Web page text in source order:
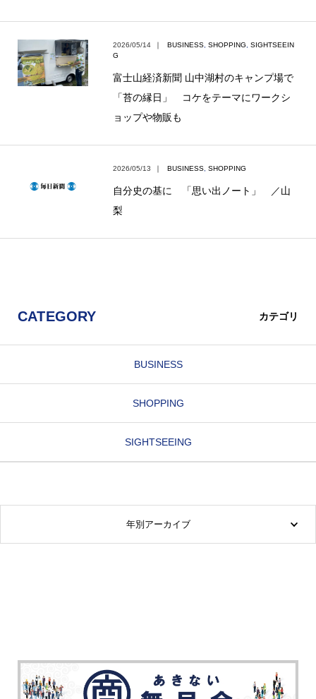
2026/05/14 ｜ BUSINESS SHOPPING
SIGHTSEEIN
G
富士山経済新聞 山中湖村のキャンプ場で
「苔の縁日」 コケをテーマにワークシ
ョップや物販も
2026/05/13 ｜ BUSINESS SHOPPING
自分史の基に 「思い出ノート」 ／山
梨
CATEGORY カテゴリ
BUSINESS
SHOPPING
SIGHTSEEING
年別アーカイブ